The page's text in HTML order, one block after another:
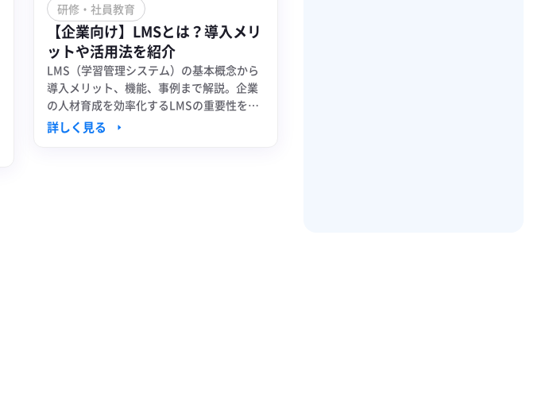
研修・社員教育
【企業向け】LMSとは？導入メリ
ットや活用法を紹介
LMS（学習管理システム）の基本概念から
導入メリット、機能、事例まで解説。企業
の人材育成を効率化するLMSの重要性をわ
かりやすく紹介します。
詳しく見る